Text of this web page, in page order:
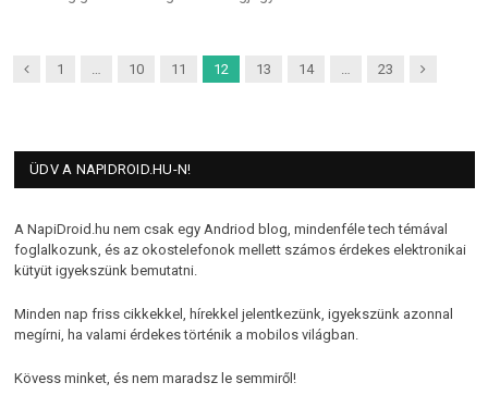
Previous
1 10 11 12 13 14 23 Next
ÜDV A NAPIDROID.HU-N!
A NapiDroid.hu nem csak egy Andriod blog, mindenféle tech témával
foglalkozunk, és az okostelefonok mellett számos érdekes elektronikai
kütyüt igyekszünk bemutatni.
Minden nap friss cikkekkel, hírekkel jelentkezünk, igyekszünk azonnal
megírni, ha valami érdekes történik a mobilos világban.
Kövess minket, és nem maradsz le semmiről!